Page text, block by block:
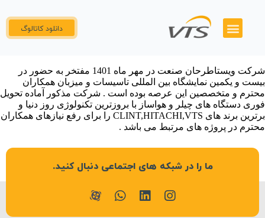
دانلود کاتالوگ
شرکت ویستاطرحان صنعت در مهر ماه 1401 مفتخر به حضور در
بیست و یکمین نمایشگاه بین المللی تاسیسات و میزبان همکاران
محترم و متخصصین این عرصه بوده است . شرکت مذکور آماده تحویل
فوری دستگاه های چیلر و هواساز با بروزترین تکنولوژی روز دنیا و
برترین برند های CLINT,HITACHI,VTS را برای رفع نیازهای همکاران
محترم در پروژه های مرتبط می باشد .
ما را در شبکه های اجتماعی دنبال کنید.